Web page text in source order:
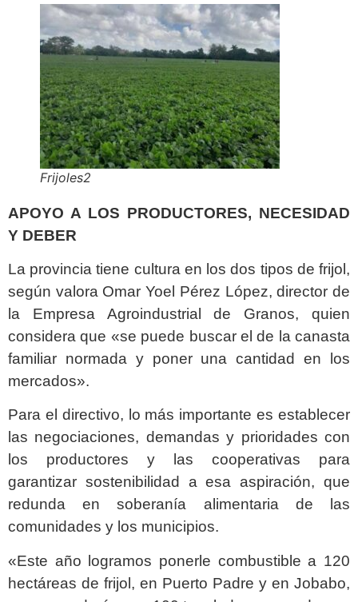
Frijoles2
APOYO A LOS PRODUCTORES, NECESIDAD
Y DEBER
La provincia tiene cultura en los dos tipos de frijol,
según valora Omar Yoel Pérez López, director de
la Empresa Agroindustrial de Granos, quien
considera que «se puede buscar el de la canasta
familiar normada y poner una cantidad en los
mercados».
Para el directivo, lo más importante es establecer
las negociaciones, demandas y prioridades con
los productores y las cooperativas para
garantizar sostenibilidad a esa aspiración, que
redunda en soberanía alimentaria de las
comunidades y los municipios.
«Este año logramos ponerle combustible a 120
hectáreas de frijol, en Puerto Padre y en Jobabo,